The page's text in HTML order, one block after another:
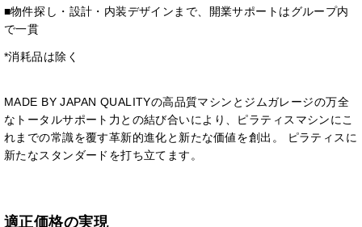
■物件探し・設計・内装デザインまで、開業サポートはグループ内
で一貫
*消耗品は除く
MADE BY JAPAN QUALITYの高品質マシンとジムガレージの万全
なトータルサポート力との結び合いにより、ピラティスマシンにこ
れまでの常識を覆す革新的進化と新たな価値を創出。 ピラティスに
新たなスタンダードを打ち立てます。
適正価格の実現